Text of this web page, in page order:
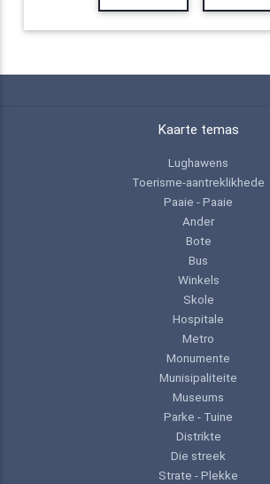
Kaarte temas
Lughawens
Toerisme-aantreklikhede
Paaie - Paaie
Ander
Bote
Bus
Winkels
Skole
Hospitale
Metro
Monumente
Munisipaliteite
Museums
Parke - Tuine
Distrikte
Die streek
Strate - Plekke